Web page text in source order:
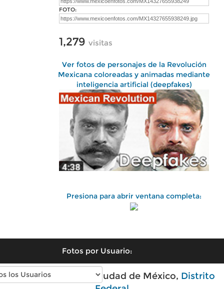
FOTO:
1,279 visitas
Ver fotos de personajes de la Revolución
Mexicana coloreadas y animadas mediante
inteligencia artificial (deepfakes)
Presiona para abrir ventana completa:
Fotos por Usuario:
Fotos antiguas de Ciudad de México, Distrito